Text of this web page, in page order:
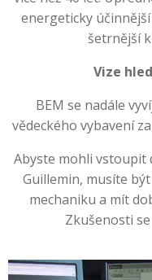
energeticky
šetrnější
Vize
BEM se nadále
vědeckého vybavení
Abyste mohli vstoupit
Guillemin, musíte
mechaniku a mít
Zkušenosti